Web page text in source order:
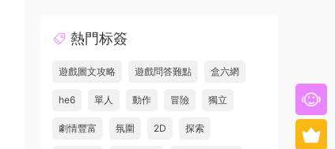
熱門标簽
遊戲圖文攻略 遊戲問答難點 盒六網
he6 單人 動作 冒險 獨立
劇情豐富 氛圍 2D 探索